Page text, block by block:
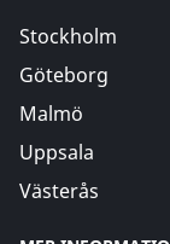
Stockholm
Göteborg
Malmö
Uppsala
Västerås